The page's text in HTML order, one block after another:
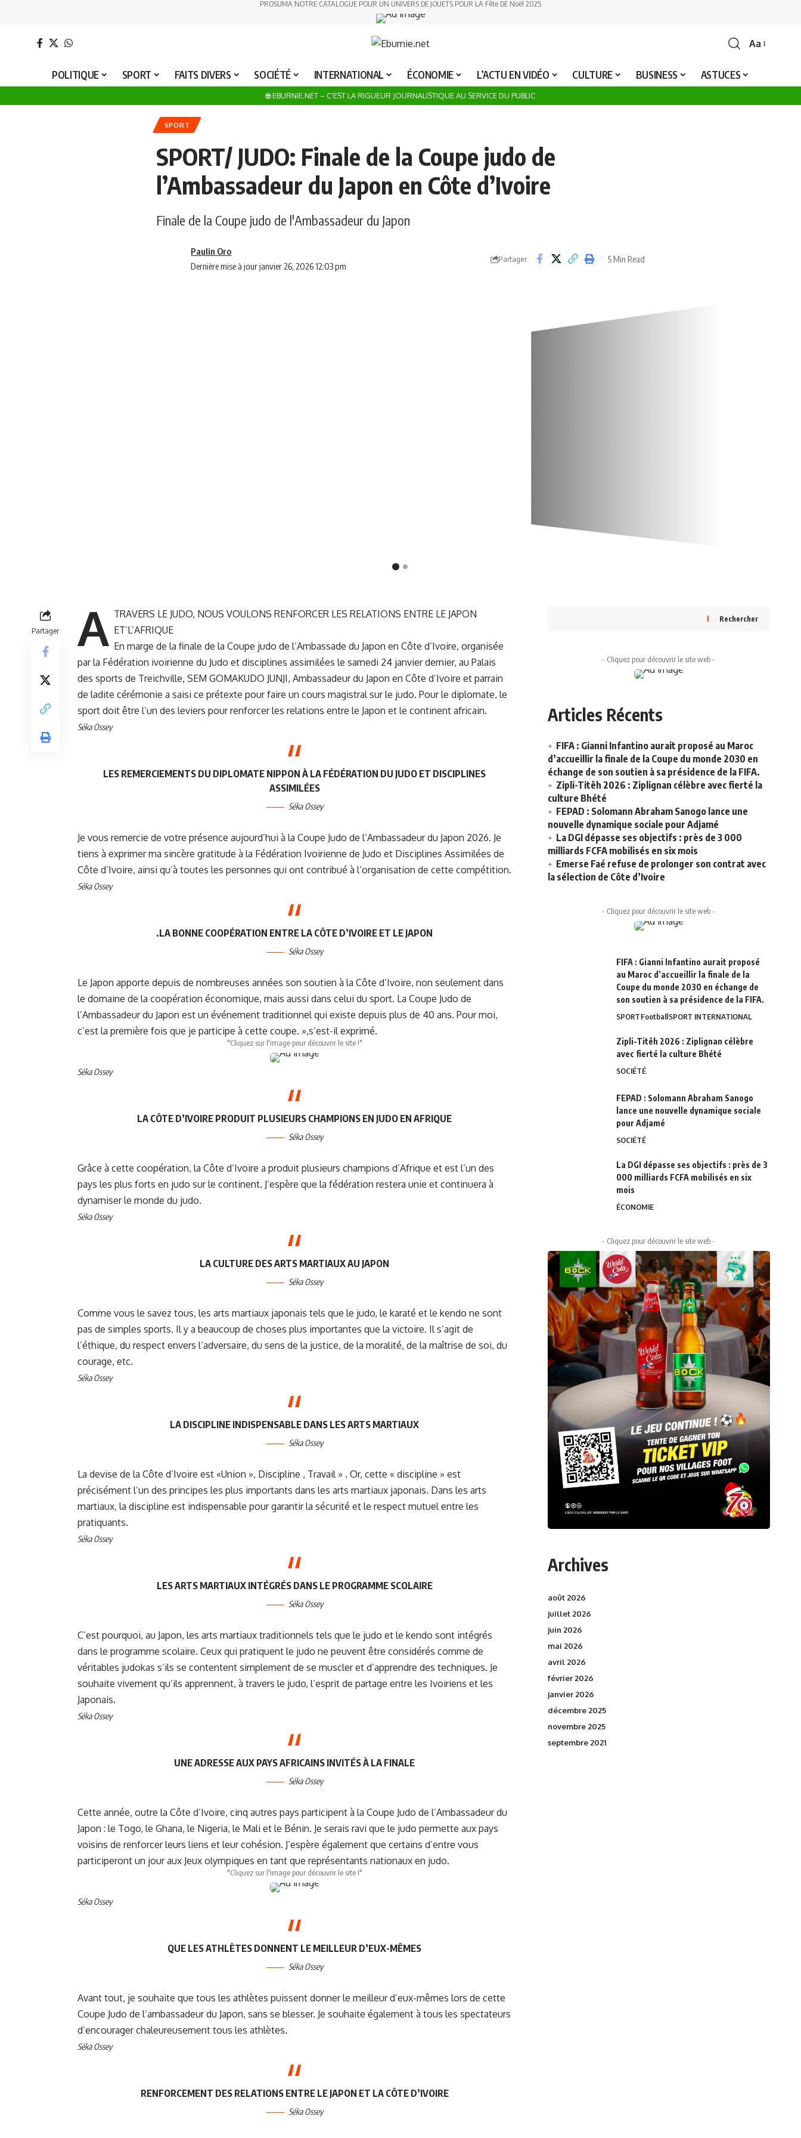
PROSUMA NOTRE CATALOGUE POUR UN UNIVERS DE JOUETS POUR LA Fête DE Noël 2025
Font
Aa
POLITIQUE SPORT FAITS DIVERS SOCIÉTÉ INTERNATIONAL ÉCONOMIE L’ACTU EN VIDÉO CULTURE BUSINESS ASTUCES
🌐 EBURNIE.NET – C'EST LA RIGUEUR JOURNALISTIQUE AU SERVICE DU PUBLIC
SPORT
SPORT/ JUDO: Finale de la Coupe judo de
l’Ambassadeur du Japon en Côte d’Ivoire
Finale de la Coupe judo de l'Ambassadeur du Japon
Dernière mise à jour janvier 26, 2026 12:03 pm
Paulin Oro
Partager 5 Min Read
Partager A TRAVERS LE JUDO, NOUS VOULONS RENFORCER LES RELATIONS ENTRE LE JAPON
ET’L’AFRIQUE
En marge de la finale de la Coupe judo de l’Ambassade du Japon en Côte d’Ivoire, organisée
par la Fédération ivoirienne du Judo et disciplines assimilées le samedi 24 janvier dernier, au Palais
des sports de Treichville, SEM GOMAKUDO JUNJI, Ambassadeur du Japon en Côte d’Ivoire et parrain
de ladite cérémonie a saisi ce prétexte pour faire un cours magistral sur le judo. Pour le diplomate, le
sport doit être l’un des leviers pour renforcer les relations entre le Japon et le continent africain.
Séka Ossey
LES REMERCIEMENTS DU DIPLOMATE NIPPON À LA FÉDÉRATION DU JUDO ET DISCIPLINES
ASSIMILÉES
Séka Ossey
Je vous remercie de votre présence aujourd’hui à la Coupe Judo de l’Ambassadeur du Japon 2026. Je
tiens à exprimer ma sincère gratitude à la Fédération Ivoirienne de Judo et Disciplines Assimilées de
Côte d’Ivoire, ainsi qu’à toutes les personnes qui ont contribué à l’organisation de cette compétition.
Séka Ossey
.LA BONNE COOPÉRATION ENTRE LA CÔTE D’IVOIRE ET LE JAPON
Séka Ossey
Le Japon apporte depuis de nombreuses années son soutien à la Côte d’Ivoire, non seulement dans
le domaine de la coopération économique, mais aussi dans celui du sport. La Coupe Judo de
l’Ambassadeur du Japon est un événement traditionnel qui existe depuis plus de 40 ans. Pour moi,
c’est la première fois que je participe à cette coupe. »,s’est-il exprimé.
"Cliquez sur l'image pour découvrir le site !"
Séka Ossey
LA CÔTE D’IVOIRE PRODUIT PLUSIEURS CHAMPIONS EN JUDO EN AFRIQUE
Séka Ossey
Grâce à cette coopération, la Côte d’Ivoire a produit plusieurs champions d’Afrique et est l’un des
pays les plus forts en judo sur le continent. J’espère que la fédération restera unie et continuera à
dynamiser le monde du judo.
Séka Ossey
LA CULTURE DES ARTS MARTIAUX AU JAPON
Séka Ossey
Comme vous le savez tous, les arts martiaux japonais tels que le judo, le karaté et le kendo ne sont
pas de simples sports. Il y a beaucoup de choses plus importantes que la victoire. Il s’agit de
l’éthique, du respect envers l’adversaire, du sens de la justice, de la moralité, de la maîtrise de soi, du
courage, etc.
Séka Ossey
LA DISCIPLINE INDISPENSABLE DANS LES ARTS MARTIAUX
Séka Ossey
La devise de la Côte d’Ivoire est «Union », Discipline , Travail » . Or, cette « discipline » est
précisément l’un des principes les plus importants dans les arts martiaux japonais. Dans les arts
martiaux, la discipline est indispensable pour garantir la sécurité et le respect mutuel entre les
pratiquants.
Séka Ossey
LES ARTS MARTIAUX INTÉGRÉS DANS LE PROGRAMME SCOLAIRE
Séka Ossey
C’est pourquoi, au Japon, les arts martiaux traditionnels tels que le judo et le kendo sont intégrés
dans le programme scolaire. Ceux qui pratiquent le judo ne peuvent être considérés comme de
véritables judokas s’ils se contentent simplement de se muscler et d’apprendre des techniques. Je
souhaite vivement qu’ils apprennent, à travers le judo, l’esprit de partage entre les Ivoiriens et les
Japonais.
Séka Ossey
UNE ADRESSE AUX PAYS AFRICAINS INVITÉS À LA FINALE
Séka Ossey
Cette année, outre la Côte d’Ivoire, cinq autres pays participent à la Coupe Judo de l’Ambassadeur du
Japon : le Togo, le Ghana, le Nigeria, le Mali et le Bénin. Je serais ravi que le judo permette aux pays
voisins de renforcer leurs liens et leur cohésion. J’espère également que certains d’entre vous
participeront un jour aux Jeux olympiques en tant que représentants nationaux en judo.
"Cliquez sur l'image pour découvrir le site !"
Séka Ossey
QUE LES ATHLÈTES DONNENT LE MEILLEUR D’EUX-MÊMES
Séka Ossey
Avant tout, je souhaite que tous les athlètes puissent donner le meilleur d’eux-mêmes lors de cette
Coupe Judo de l’ambassadeur du Japon, sans se blesser. Je souhaite également à tous les spectateurs
d’encourager chaleureusement tous les athlètes.
Séka Ossey
RENFORCEMENT DES RELATIONS ENTRE LE JAPON ET LA CÔTE D’IVOIRE
Séka Ossey
Rechercher
- Cliquez pour découvrir le site web -
Articles Récents
FIFA : Gianni Infantino aurait proposé au Maroc
d’accueillir la finale de la Coupe du monde 2030 en
échange de son soutien à sa présidence de la FIFA.
Zipli-Titêh 2026 : Ziplignan célèbre avec fierté la
culture Bhété
FEPAD : Solomann Abraham Sanogo lance une
nouvelle dynamique sociale pour Adjamé
La DGI dépasse ses objectifs : près de 3 000
milliards FCFA mobilisés en six mois
Emerse Faé refuse de prolonger son contrat avec
la sélection de Côte d’Ivoire
- Cliquez pour découvrir le site web -
FIFA : Gianni Infantino aurait proposé
au Maroc d’accueillir la finale de la
Coupe du monde 2030 en échange de
son soutien à sa présidence de la FIFA.
SPORTFootballSPORT INTERNATIONAL
Zipli-Titêh 2026 : Ziplignan célèbre
avec fierté la culture Bhété
SOCIÉTÉ
FEPAD : Solomann Abraham Sanogo
lance une nouvelle dynamique sociale
pour Adjamé
SOCIÉTÉ
La DGI dépasse ses objectifs : près de 3
000 milliards FCFA mobilisés en six
mois
ÉCONOMIE
- Cliquez pour découvrir le site web -
Archives
août 2026
juillet 2026
juin 2026
mai 2026
avril 2026
février 2026
janvier 2026
décembre 2025
novembre 2025
septembre 2021